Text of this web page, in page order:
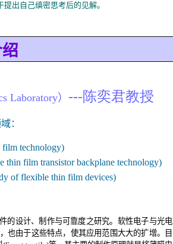
出自己缜密思考后的见解。
Laboratory） ---陈奕君教授
：
film technology)
thin film transistor backplane technology)
of flexible thin film devices)
的设计、制作与可靠度之研究。软性电子与光电
也由于这些特点，使其应用范围大大的扩增。目